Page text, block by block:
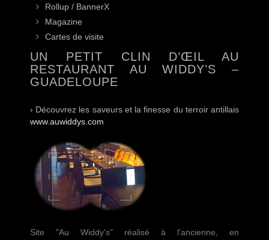
Rollup / BannerX
Magazine
Cartes de visite
UN PETIT CLIN D’ŒIL AU
RESTAURANT AU WIDDY’S –
GUADELOUPE
› Découvrez les saveurs et la finesse du terroir antillais
www.auwiddys.com
Site "Au Widdy's" réalisé à l'ancienne, en